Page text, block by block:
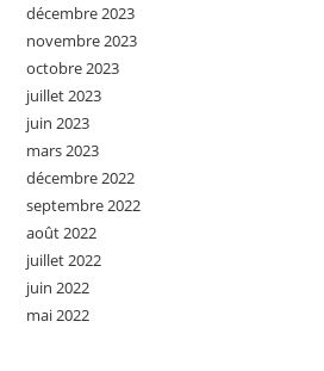
décembre 2023
novembre 2023
octobre 2023
juillet 2023
juin 2023
mars 2023
décembre 2022
septembre 2022
août 2022
juillet 2022
juin 2022
mai 2022